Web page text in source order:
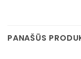
PANAŠŪS